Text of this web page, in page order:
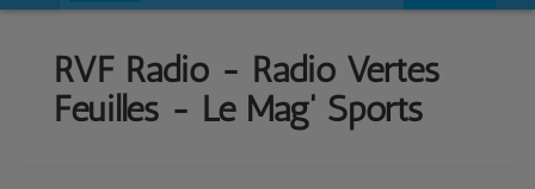
RVF Radio - Radio Vertes
Feuilles - Le Mag' Sports